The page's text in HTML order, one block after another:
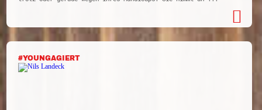
#YOUNGAGIERT